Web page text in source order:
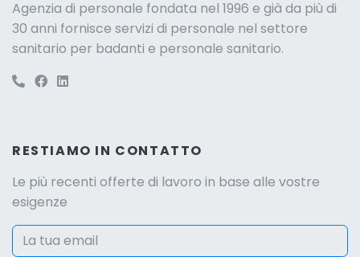
Agenzia di personale fondata nel 1996 e già da più di
30 anni fornisce servizi di personale nel settore
sanitario per badanti e personale sanitario.
RESTIAMO IN CONTATTO
Le più recenti offerte di lavoro in base alle vostre
esigenze